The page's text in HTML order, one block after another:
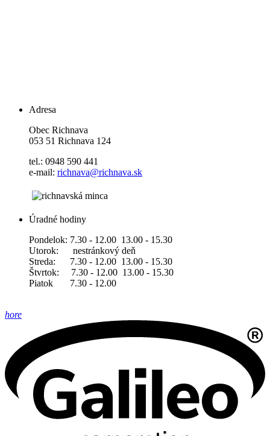
Adresa
Obec Richnava
053 51 Richnava 124
tel.: 0948 590 441
e-mail: richnava@richnava.sk
Úradné hodiny
Pondelok: 7.30 - 12.00 13.00 - 15.30
Utorok: nestránkový deň
Streda: 7.30 - 12.00 13.00 - 15.30
Štvrtok: 7.30 - 12.00 13.00 - 15.30
Piatok 7.30 - 12.00
hore